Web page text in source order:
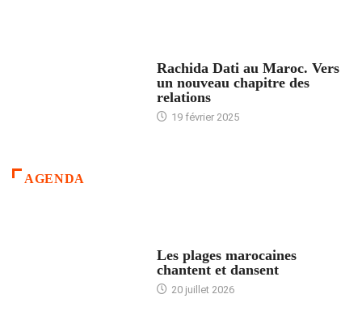
Rachida Dati au Maroc. Vers
un nouveau chapitre des
relations
19 février 2025
AGENDA
Les plages marocaines
chantent et dansent
20 juillet 2026